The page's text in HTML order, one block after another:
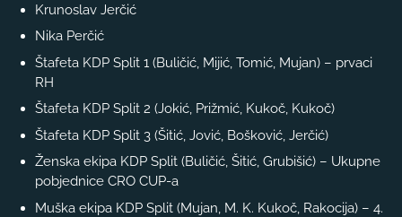
Krunoslav Jerčić
Nika Perčić
Štafeta KDP Split 1 (Buličić, Mijić, Tomić, Mujan) – prvaci
RH
Štafeta KDP Split 2 (Jokić, Prižmić, Kukoč, Kukoč)
Štafeta KDP Split 3 (Šitić, Jović, Bošković, Jerčić)
Ženska ekipa KDP Split (Buličić, Šitić, Grubišić) – Ukupne
pobjednice CRO CUP-a
Muška ekipa KDP Split (Mujan, M. K. Kukoč, Rakocija) – 4.